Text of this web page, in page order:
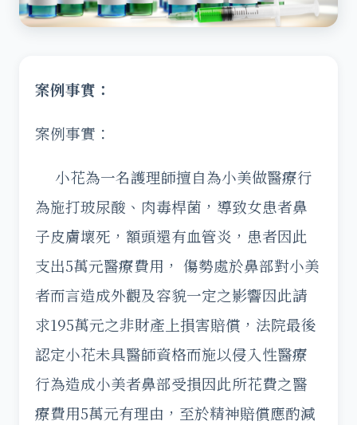
案例事實：
案例事實：
小花為一名護理師擅自為小美做醫療行
為施打玻尿酸、肉毒桿菌，導致女患者鼻
子皮膚壞死，額頭還有血管炎，患者因此
支出5萬元醫療費用， 傷勢處於鼻部對小美
者而言造成外觀及容貌一定之影響因此請
求195萬元之非財產上損害賠償，法院最後
認定小花未具醫師資格而施以侵入性醫療
行為造成小美者鼻部受損因此所花費之醫
療費用5萬元有理由，至於精神賠償應酌減